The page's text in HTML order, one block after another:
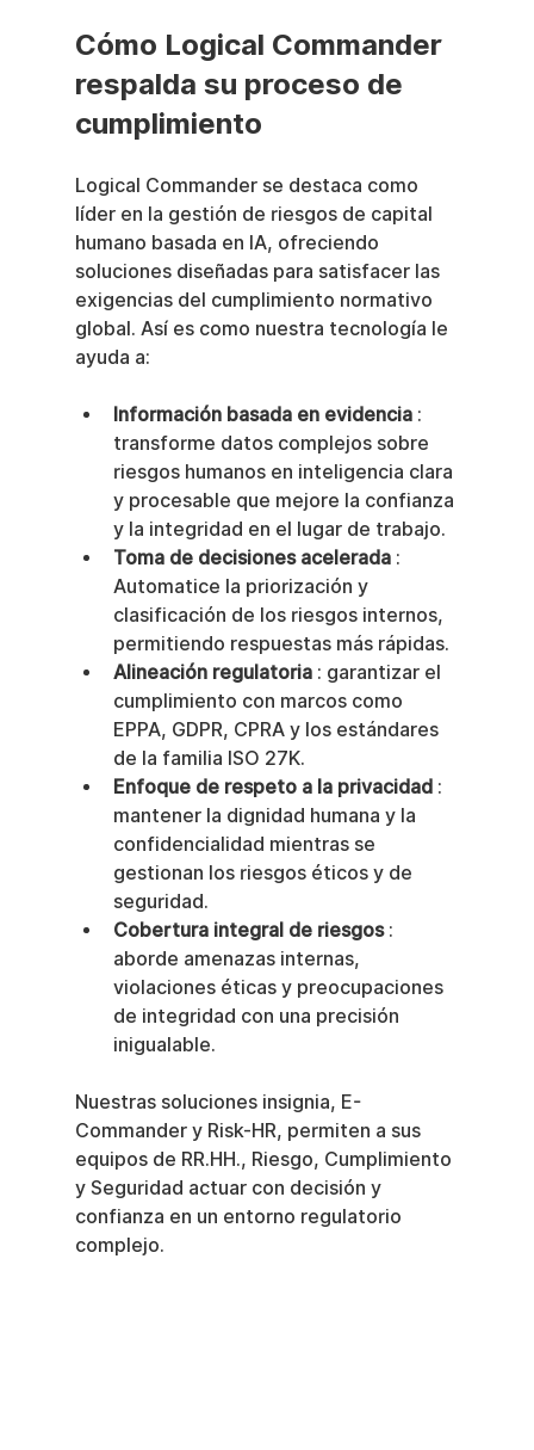
Cómo Logical Commander
respalda su proceso de
cumplimiento
Logical Commander se destaca como
líder en la gestión de riesgos de capital
humano basada en IA, ofreciendo
soluciones diseñadas para satisfacer las
exigencias del cumplimiento normativo
global. Así es como nuestra tecnología le
ayuda a:
Información basada en evidencia :
transforme datos complejos sobre
riesgos humanos en inteligencia clara
y procesable que mejore la confianza
y la integridad en el lugar de trabajo.
Toma de decisiones acelerada :
Automatice la priorización y
clasificación de los riesgos internos,
permitiendo respuestas más rápidas.
Alineación regulatoria : garantizar el
cumplimiento con marcos como
EPPA, GDPR, CPRA y los estándares
de la familia ISO 27K.
Enfoque de respeto a la privacidad :
mantener la dignidad humana y la
confidencialidad mientras se
gestionan los riesgos éticos y de
seguridad.
Cobertura integral de riesgos :
aborde amenazas internas,
violaciones éticas y preocupaciones
de integridad con una precisión
inigualable.
Nuestras soluciones insignia, E-
Commander y Risk-HR, permiten a sus
equipos de RR.HH., Riesgo, Cumplimiento
y Seguridad actuar con decisión y
confianza en un entorno regulatorio
complejo.